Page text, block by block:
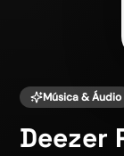
Música & Áudio
Deezer